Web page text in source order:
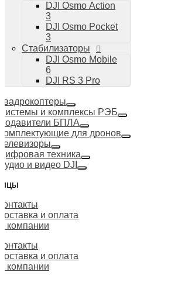
DJI Osmo Action
3
DJI Osmo Pocket
3
Стабилизаторы
DJI Osmo Mobile
6
DJI RS 3 Pro
и комплексы РЭБ
БПЛА
для дронов
техника
и видео DJI
и оплата
компании
и оплата
компании